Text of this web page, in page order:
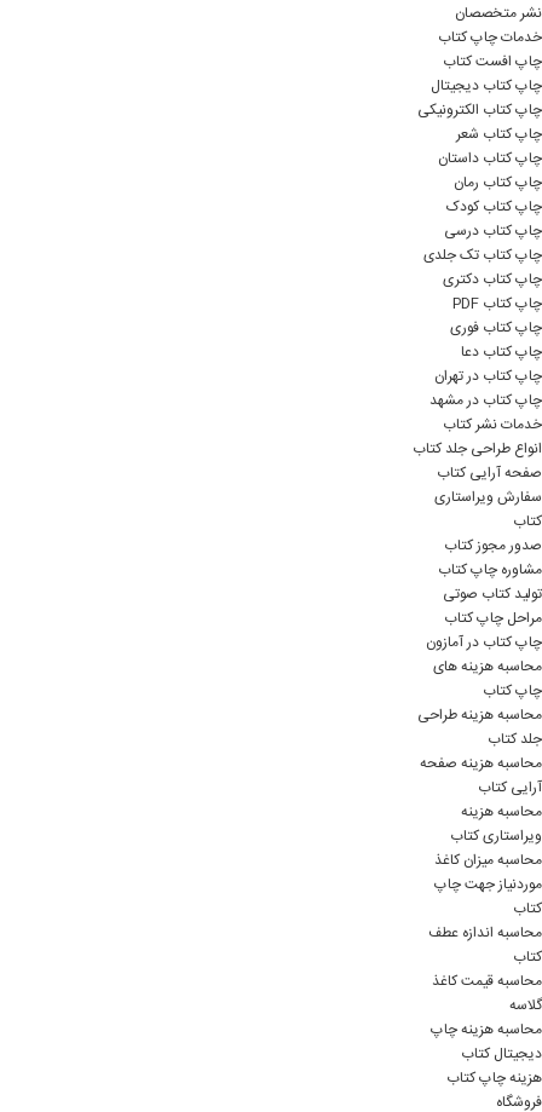
نشر متخصصان
خدمات چاپ کتاب
چاپ افست کتاب
چاپ کتاب دیجیتال
چاپ کتاب الکترونیکی
چاپ کتاب شعر
چاپ کتاب داستان
چاپ کتاب رمان
چاپ کتاب کودک
چاپ کتاب درسی
چاپ کتاب تک جلدی
چاپ کتاب دکتری
چاپ کتاب PDF
چاپ کتاب فوری
چاپ کتاب دعا
چاپ کتاب در تهران
چاپ کتاب در مشهد
خدمات نشر کتاب
انواع طراحی جلد کتاب
صفحه آرایی کتاب
سفارش ویراستاری
کتاب
صدور مجوز کتاب
مشاوره چاپ کتاب
تولید کتاب صوتی
مراحل چاپ کتاب
چاپ کتاب در آمازون
محاسبه هزینه های
چاپ کتاب
محاسبه هزینه طراحی
جلد کتاب
محاسبه هزینه صفحه
آرایی کتاب
محاسبه هزینه
ویراستاری کتاب
محاسبه میزان کاغذ
موردنیاز جهت چاپ
کتاب
محاسبه اندازه عطف
کتاب
محاسبه قیمت کاغذ
گلاسه
محاسبه هزینه چاپ
دیجیتال کتاب
هزینه چاپ کتاب
فروشگاه